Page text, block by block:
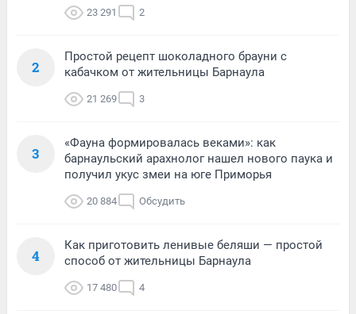
23 291 2
2
Простой рецепт шоколадного брауни с
кабачком от жительницы Барнаула
21 269 3
3
«Фауна формировалась веками»: как
барнаульский арахнолог нашел нового паука и
получил укус змеи на юге Приморья
20 884 Обсудить
4
Как приготовить ленивые беляши — простой
способ от жительницы Барнаула
17 480 4